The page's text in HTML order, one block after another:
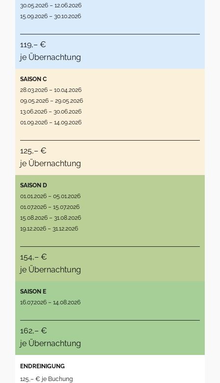
30.05.2026 – 12.06.2026
15.09.2026 – 30.10.2026
119,– €
je Übernachtung
SAISON C
28.03.2026 – 10.04.2026
09.05.2026 – 29.05.2026
13.06.2026 – 30.06.2026
01.09.2026 – 14.09.2026
125,– €
je Übernachtung
SAISON D
01.01.2026 – 05.01.2026
01.07.2026 – 15.07.2026
15.08.2026 – 31.08.2026
19.12.2026 – 31.12.2026
154,– €
je Übernachtung
SAISON E
16.07.2026 – 14.08.2026
162,– €
je Übernachtung
ENDREINIGUNG
125,– € je Buchung